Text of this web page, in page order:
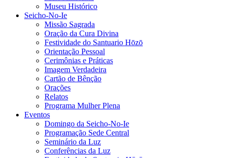
Museu Histórico
Seicho-No-Ie
Missão Sagrada
Oração da Cura Divina
Festividade do Santuario Hōzō
Orientação Pessoal
Cerimônias e Práticas
Imagem Verdadeira
Cartão de Bênção
Orações
Relatos
Programa Mulher Plena
Eventos
Domingo da Seicho-No-Ie
Programação Sede Central
Seminário da Luz
Conferências da Luz